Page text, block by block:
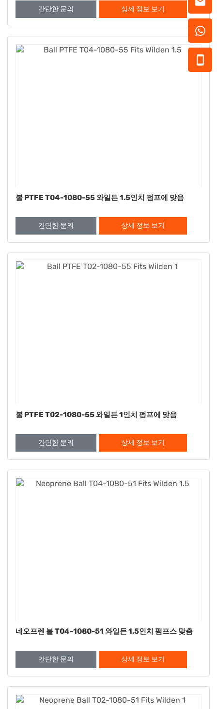
간단한 문의 상세 정보 보기
볼 PTFE T04-1080-55 와일든 1.5인치 펌프에 맞음
간단한 문의 상세 정보 보기
볼 PTFE T02-1080-55 와일든 1인치 펌프에 맞음
간단한 문의 상세 정보 보기
네오프렌 볼 T04-1080-51 와일든 1.5인치 펌프스 맞춤
간단한 문의 상세 정보 보기